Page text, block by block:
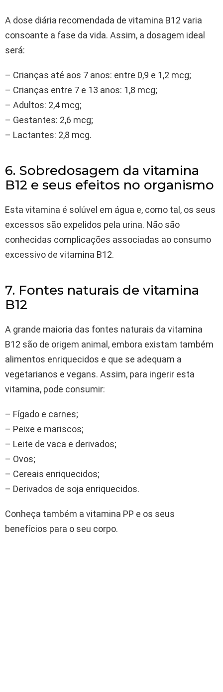
A dose diária recomendada de vitamina B12 varia
consoante a fase da vida. Assim, a dosagem ideal
será:
– Crianças até aos 7 anos: entre 0,9 e 1,2 mcg;
– Crianças entre 7 e 13 anos: 1,8 mcg;
– Adultos: 2,4 mcg;
– Gestantes: 2,6 mcg;
– Lactantes: 2,8 mcg.
6. Sobredosagem da vitamina
B12 e seus efeitos no organismo
Esta vitamina é solúvel em água e, como tal, os seus
excessos são expelidos pela urina. Não são
conhecidas complicações associadas ao consumo
excessivo de vitamina B12.
7. Fontes naturais de vitamina
B12
A grande maioria das fontes naturais da vitamina
B12 são de origem animal, embora existam também
alimentos enriquecidos e que se adequam a
vegetarianos e vegans. Assim, para ingerir esta
vitamina, pode consumir:
– Fígado e carnes;
– Peixe e mariscos;
– Leite de vaca e derivados;
– Ovos;
– Cereais enriquecidos;
– Derivados de soja enriquecidos.
Conheça também a vitamina PP e os seus
benefícios para o seu corpo.